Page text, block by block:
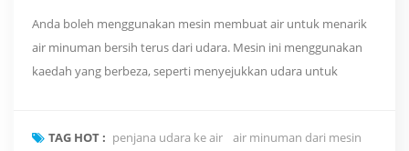
Anda boleh menggunakan mesin membuat air untuk menarik
air minuman bersih terus dari udara. Mesin ini menggunakan
kaedah yang berbeza, seperti menyejukkan udara untuk
membran, atau memerangkap kabus pada jaring. Setiap
TAG HOT : penjana udara ke air
air minuman dari mesin